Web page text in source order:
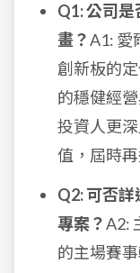
Q1: 公司
畫？A1: 愛
創新板的
的穩健經
投資人更
值，屆時
Q2: 可否
專案？A2:
的主場賽